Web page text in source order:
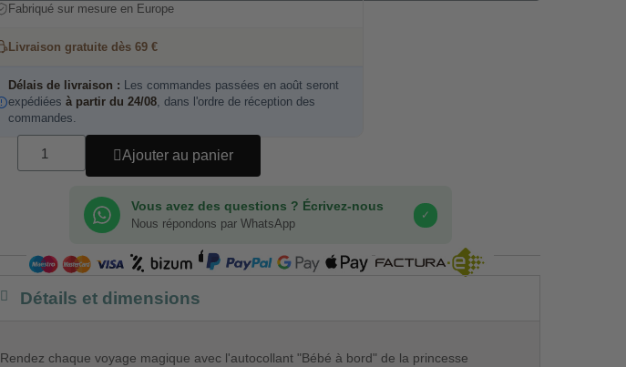
Fabriqué sur mesure en Europe
Livraison gratuite dès 69 €
Délais de livraison : Les commandes passées en août seront
expédiées à partir du 24/08, dans l'ordre de réception des
commandes.
Ajouter au panier
Vous avez des questions ? Écrivez-nous
Nous répondons par WhatsApp
✓
COMPRA SEGURA
Détails et dimensions
Rendez chaque voyage magique avec l'autocollant "Bébé à bord" de la princesse